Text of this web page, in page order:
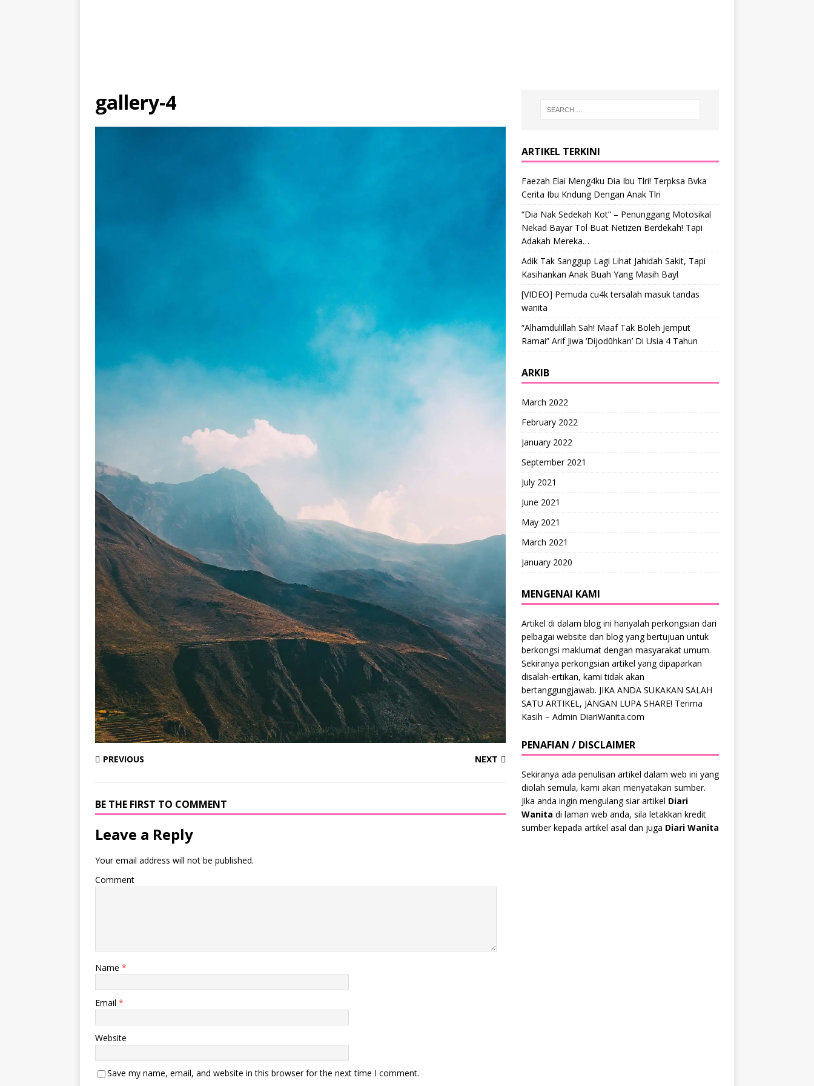
gallery-4
PREVIOUS NEXT
BE THE FIRST TO COMMENT
Leave a Reply
Your email address will not be published.
Comment
Name *
Email *
Website
Save my name, email, and website in this browser for the next time I comment.
ARTIKEL TERKINI
Faezah Elai Meng4ku Dia Ibu Tlri! Terpksa Bvka
Cerita Ibu Kndung Dengan Anak Tlri
“Dia Nak Sedekah Kot” – Penunggang Motosikal
Nekad Bayar Tol Buat Netizen Berdekah! Tapi
Adakah Mereka…
Adik Tak Sanggup Lagi Lihat Jahidah Sakit, Tapi
Kasihankan Anak Buah Yang Masih Bayl
[VIDEO] Pemuda cu4k tersalah masuk tandas
wanita
“Alhamdulillah Sah! Maaf Tak Boleh Jemput
Ramai” Arif Jiwa ‘Dijod0hkan’ Di Usia 4 Tahun
ARKIB
March 2022
February 2022
January 2022
September 2021
July 2021
June 2021
May 2021
March 2021
January 2020
MENGENAI KAMI
Artikel di dalam blog ini hanyalah perkongsian dari
pelbagai website dan blog yang bertujuan untuk
berkongsi maklumat dengan masyarakat umum.
Sekiranya perkongsian artikel yang dipaparkan
disalah-ertikan, kami tidak akan
bertanggungjawab. JIKA ANDA SUKAKAN SALAH
SATU ARTIKEL, JANGAN LUPA SHARE! Terima
Kasih – Admin DiariWanita.com
PENAFIAN / DISCLAIMER
Sekiranya ada penulisan artikel dalam web ini yang
diolah semula, kami akan menyatakan sumber.
Jika anda ingin mengulang siar artikel Diari
Wanita di laman web anda, sila letakkan kredit
sumber kepada artikel asal dan juga Diari Wanita